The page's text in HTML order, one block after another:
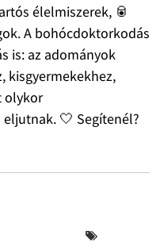
élelmiszerek, 🥫
A bohócdoktorkodás
is: az adományok
kisgyermekekhez,
olykor
🤍 Segítenél?